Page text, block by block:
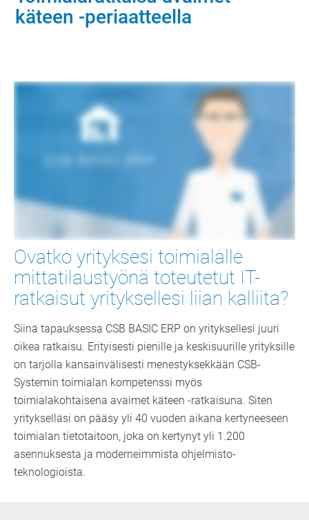
käteen -periaatteella
Ovatko yrityksesi toimialalle
mittatilaustyönä toteutetut IT-
ratkaisut yrityksellesi liian kalliita?
Siinä tapauksessa CSB BASIC ERP on yrityksellesi juuri
oikea ratkaisu. Erityisesti pienille ja keskisuurille yrityksille
on tarjolla­ kansainvälisesti menestyksekkään CSB-
Systemin toimialan kompetenssi myös
toimialakohtaisena avaimet käteen -ratkaisuna. Siten
yritykselläsi on pääsy yli 40 vuoden aikana kertyneeseen
toimialan tietotaitoon, joka on kertynyt yli 1.200
asennuksesta ja moderneimmista ohjelmisto-
teknologioista.